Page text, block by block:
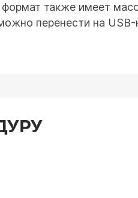
также имеет
перенести на USB-